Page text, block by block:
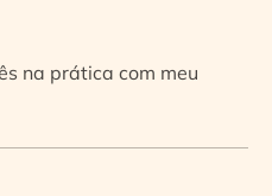
na prática com meu